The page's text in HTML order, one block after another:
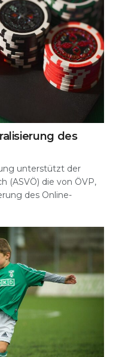
des
unterstützt der
(ASVÖ) die von ÖVP,
des Online-